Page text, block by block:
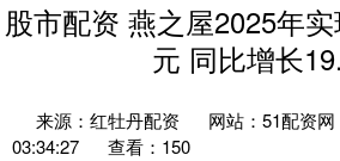
股市配资 燕之屋2025年
元 同比增长
来源：红牡丹配资 网站：51配资网
03:34:27
查看：150